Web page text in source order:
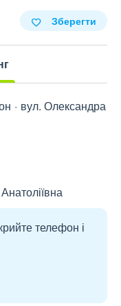
Зберегти
вул. Олександра
телефон і